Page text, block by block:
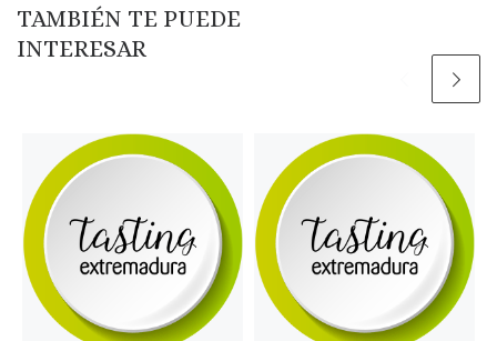
TAMBIÉN TE PUEDE
INTERESAR